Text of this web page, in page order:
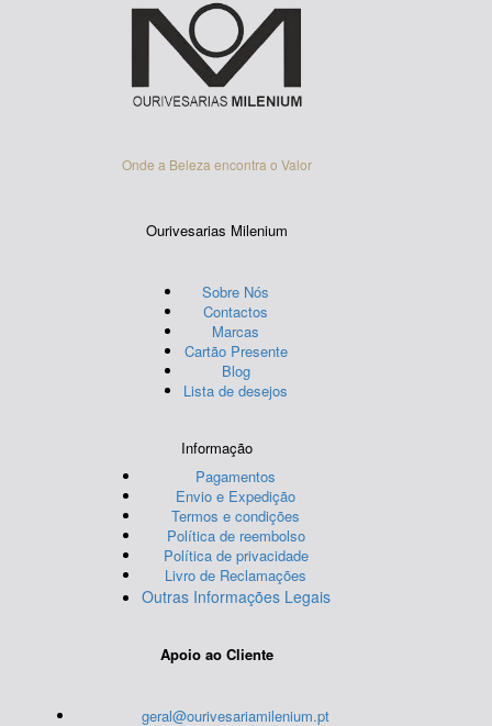
Onde a Beleza encontra o Valor
Ourivesarias Milenium
Sobre Nós
Contactos
Marcas
Cartão Presente
Blog
Lista de desejos
Informação
Pagamentos
Envio e Expedição
Termos e condições
Política de reembolso
Política de privacidade
Livro de Reclamações
Outras Informações Legais
Apoio ao Cliente
geral@ourivesariamilenium.pt